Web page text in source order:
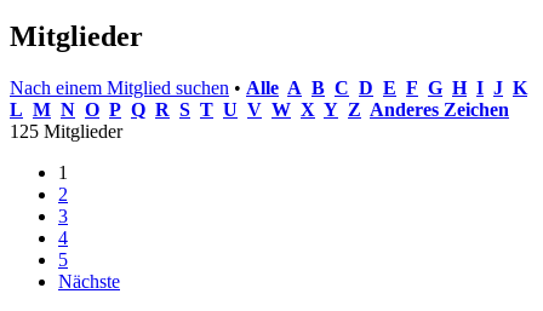
Mitglieder
Nach einem Mitglied suchen • Alle A B C D E F G H I J K
L M N O P Q R S T U V W X Y Z Anderes Zeichen
125 Mitglieder
1
2
3
4
5
Nächste